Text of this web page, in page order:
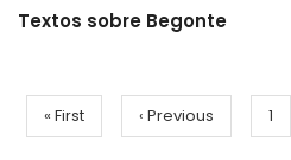
Textos sobre Begonte
Pagination
First
page
« First
Previous
page
‹ Previous 1